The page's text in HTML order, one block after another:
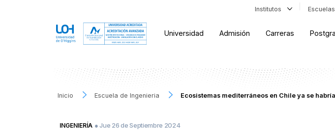
Institutos Escuelas
Universidad Admisión Carreras
Inicio Escuela de Ingenieria Ecosistemas mediterráneos en Chile ya se
INGENIERÍA ● Jue 26 de Septiembre 2024